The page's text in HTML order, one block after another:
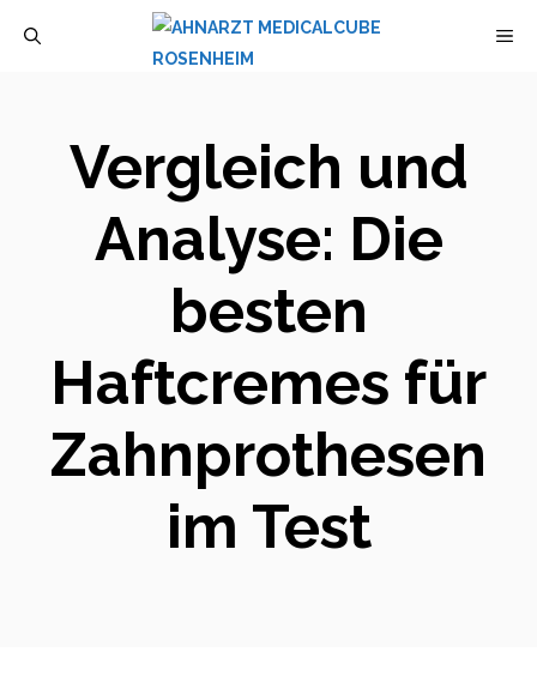
Vergleich und
Analyse: Die
besten
Haftcremes für
Zahnprothesen
im Test